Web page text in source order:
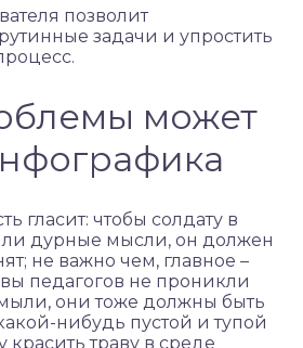
позволит
задачи и упростить
может
гласит: чтобы солдату в
дурные мыcли, он должен
не важно чем, главное –
педагогов не проникли
они тоже должны быть
нибудь пустой и тупой
красить траву в среде